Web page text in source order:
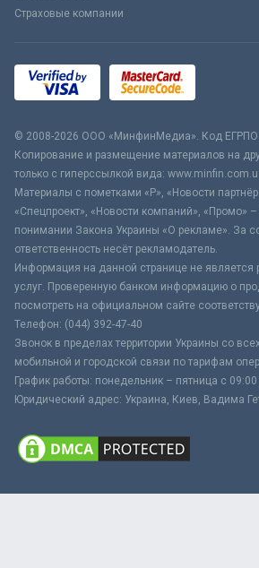
Страховые компании
© 2008-2026 ООО «МинфинМедиа». Код
Копирование и размещение материалов на
только с гиперссылкой вида:
Материалы с пометками «Р», «Новости
«Спецпроект», «Новости компаний», «Промо»
понимании Закона Украины «О рекламе». За
ответственность несёт рекламодатель.
Информация на данной странице не является
услуг. Проверенную банком информацию о
посмотреть на официальном сайте
Телефон: (044) 392-47-40
Звонок в пределах территории Украины со
мобильной и городской связи по тарифам
График работы: понедельник – пятница с
Юридический адрес: Украина, Киев, Вадима